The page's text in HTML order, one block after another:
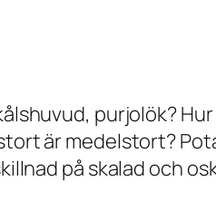
purjolök?
är medelstort?
på skalad och